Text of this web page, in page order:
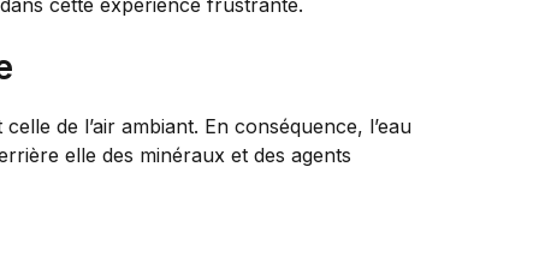
de l’air ambiant. En conséquence, l’eau
elle des minéraux et des agents